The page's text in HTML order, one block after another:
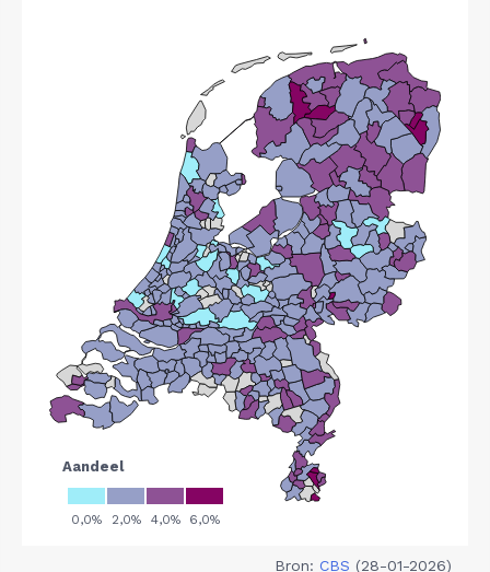
Bron: CBS (28-01-2026)